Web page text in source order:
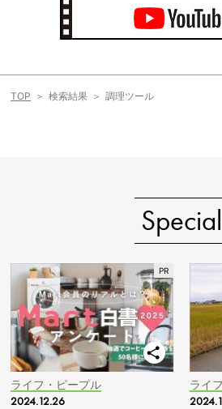
TOP 検索結果 調理ツール
Special
ライフ・ピープル
2024.12.26
ライ